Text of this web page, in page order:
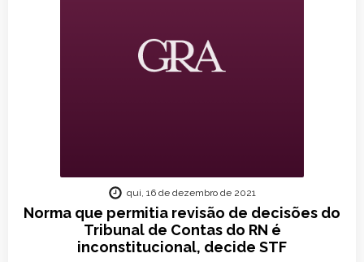
Norma que permitia revisão de decisões do
Tribunal de Contas do RN é
inconstitucional, decide STF
qui, 16 de dezembro de 2021